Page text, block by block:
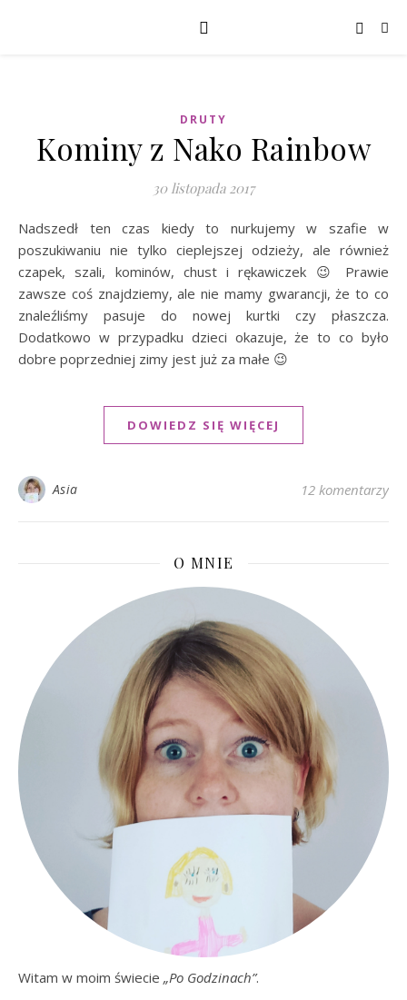
DRUTY
Kominy z Nako Rainbow
30 listopada 2017
Nadszedł ten czas kiedy to nurkujemy w szafie w
poszukiwaniu nie tylko cieplejszej odzieży, ale również
czapek, szali, kominów, chust i rękawiczek 😉 Prawie
zawsze coś znajdziemy, ale nie mamy gwarancji, że to co
znaleźliśmy pasuje do nowej kurtki czy płaszcza.
Dodatkowo w przypadku dzieci okazuje, że to co było
dobre poprzedniej zimy jest już za małe 😉
DOWIEDZ SIĘ WIĘCEJ
Asia 12 komentarzy
O MNIE
Witam w moim świecie „Po Godzinach”.